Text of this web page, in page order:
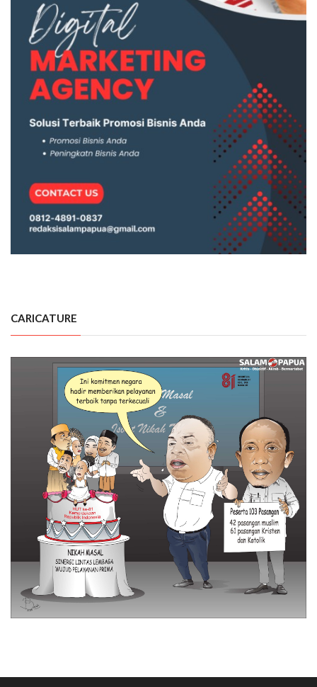
CARICATURE